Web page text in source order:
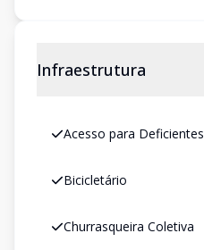
Infraestrutura
Acesso para Deficientes
Bicicletário
Churrasqueira Coletiva